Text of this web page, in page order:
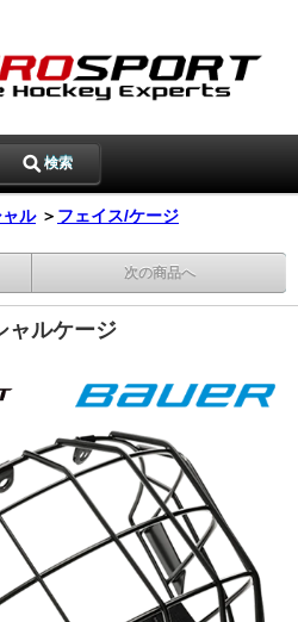
検索
ル ＞ フェイス/ケージ
次の商品へ
ルケージ